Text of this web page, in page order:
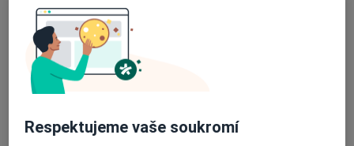
Dostupnost
Na této adrese online kalendář není aktivní
Co mám v takové situaci udělat?
Respektujeme vaše soukromí